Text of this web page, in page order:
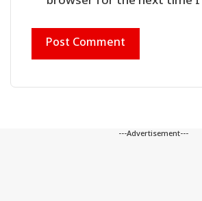
---Advertisement---